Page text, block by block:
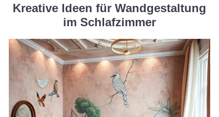
Kreative Ideen für Wandgestaltung
im Schlafzimmer